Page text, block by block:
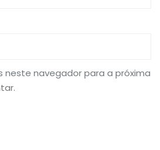
neste navegador para a próxima